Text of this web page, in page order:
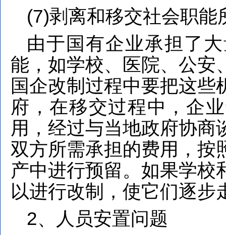
(7)剥离和移交社会职能
由于国有企业承担了
能，如学校、医院、公安
国企改制过程中要把这
府，在移交过程中，企
用，经过与当地政府协商
双方所需承担的费用，按
产中进行预留。如果学校
以进行改制，使它们逐步
2、人员安置问题